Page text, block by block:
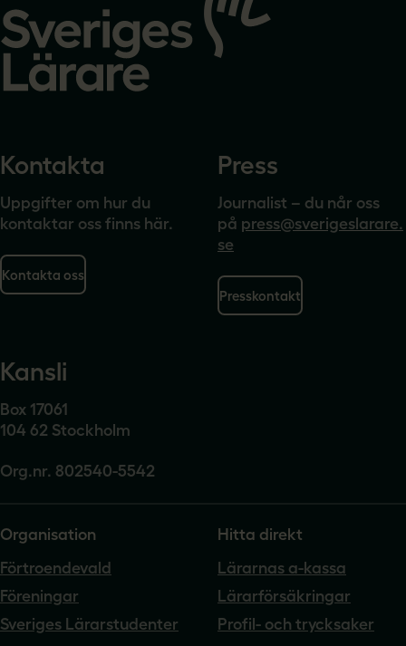
startsidan
Kontakta
Uppgifter om hur du
kontaktar oss finns här.
Kontakta oss
Press
Journalist – du når oss
på press@sverigeslarare.
se
Presskontakt
Kansli
Box 17061
104 62 Stockholm
Org.nr. 802540-5542
Organisation
Förtroendevald
Föreningar
Sveriges Lärarstudenter
Hitta direkt
Lärarnas a-kassa
Lärarförsäkringar
Profil- och trycksaker